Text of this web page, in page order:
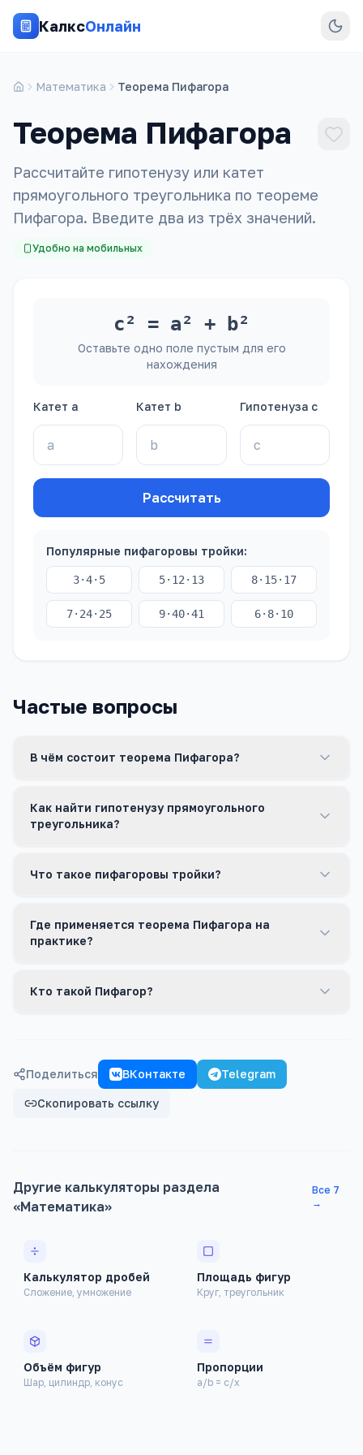
КалксОнлайн
Математика Теорема Пифагора
Теорема Пифагора
Рассчитайте гипотенузу или катет
прямоугольного треугольника по теореме
Пифагора. Введите два из трёх значений.
Удобно на мобильных
c² = a² + b²
Оставьте одно поле пустым для его
нахождения
Катет a Катет b Гипотенуза c
Рассчитать
Популярные пифагоровы тройки:
3·4· 5 5· 12 · 13 8· 15· 17
7· 24· 25 9·40·41 6· 8· 10
Частые вопросы
В чём состоит теорема Пифагора?
Как найти гипотенузу прямоугольного
треугольника?
Что такое пифагоровы тройки?
Где применяется теорема Пифагора на
практике?
Кто такой Пифагор?
Поделиться ВКонтакте Telegram
Скопировать ссылку
Другие калькуляторы раздела
«Математика»
Все 7
→
Калькулятор дробей
Сложение, умножение
Площадь фигур
Круг, треугольник
Объём фигур
Шар, цилиндр, конус
Пропорции
a/b = c/x
Финансовые
Строительство